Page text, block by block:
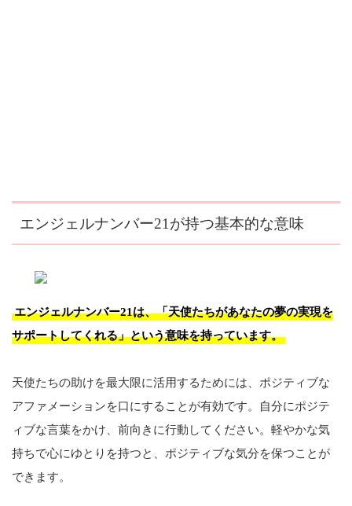
エンジェルナンバー21が持つ基本的な意味
エンジェルナンバー21は、「天使たちがあなたの夢の実現を
サポートしてくれる」という意味を持っています。
天使たちの助けを最大限に活用するためには、ポジティブな
アファメーションを口にすることが有効です。自分にポジテ
ィブな言葉をかけ、前向きに行動してください。軽やかな気
持ちで心にゆとりを持つと、ポジティブな気分を保つことが
できます。